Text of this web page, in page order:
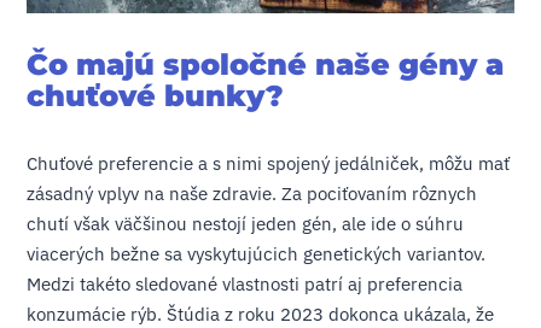
Čo majú spoločné naše gény a
chuťové bunky?
Chuťové preferencie a s nimi spojený jedálniček, môžu mať
zásadný vplyv na naše zdravie. Za pociťovaním rôznych
chutí však väčšinou nestojí jeden gén, ale ide o súhru
viacerých bežne sa vyskytujúcich genetických variantov.
Medzi takéto sledované vlastnosti patrí aj preferencia
konzumácie rýb. Štúdia z roku 2023 dokonca ukázala, že